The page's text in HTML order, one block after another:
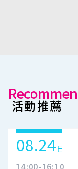
活動推薦
08.24 日
14:00-16:10